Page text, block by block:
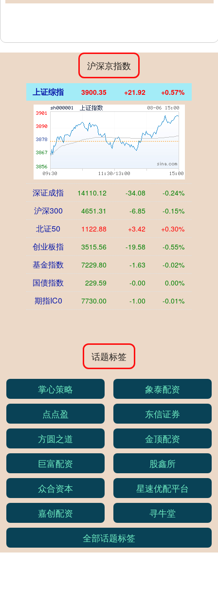
沪深京指数
上证综指 3900.35 +21.92 +0.57%
深证成指 14110.12 -34.08 -0.24%
沪深300 4651.31 -6.85 -0.15%
北证50 1122.88 +3.42 +0.30%
创业板指 3515.56 -19.58 -0.55%
基金指数 7229.80 -1.63 -0.02%
国债指数 229.59 -0.00 0.00%
期指IC0 7730.00 -1.00 -0.01%
话题标签
掌心策略
象泰配资
点点盈
东信证券
方圆之道
金顶配资
巨富配资
股鑫所
众合资本
星速优配平台
嘉创配资
寻牛堂
全部话题标签